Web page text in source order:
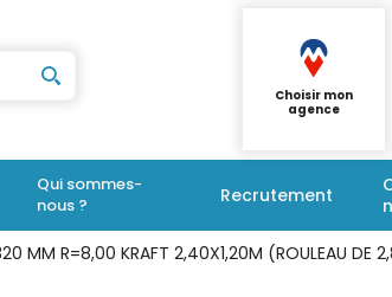
Choisir mon
agence
Qui sommes-
nous ?
Recrutement
320 MM R=8,00 KRAFT 2,40X1,20M (ROULEAU DE